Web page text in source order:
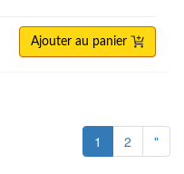
Ajouter au panier
1 2 "